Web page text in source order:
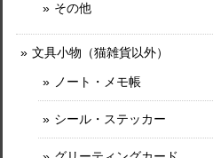
その他
文具小物（猫雑貨以外）
ノート・メモ帳
シール・ステッカー